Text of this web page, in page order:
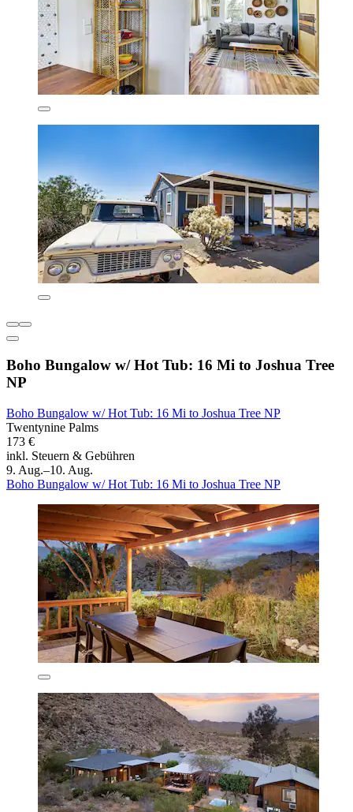
Boho Bungalow w/ Hot Tub: 16 Mi to Joshua Tree
NP
Boho Bungalow w/ Hot Tub: 16 Mi to Joshua Tree NP
Twentynine Palms
173 €
inkl. Steuern & Gebühren
9. Aug.–10. Aug.
Boho Bungalow w/ Hot Tub: 16 Mi to Joshua Tree NP